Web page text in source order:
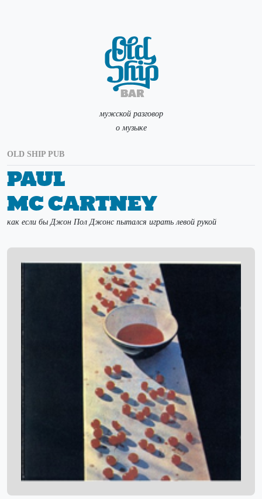
мужской разговор
о музыке
OLD SHIP PUB
Paul
Mc Cartney
как если бы Джон Пол Джонс пытался играть левой рукой